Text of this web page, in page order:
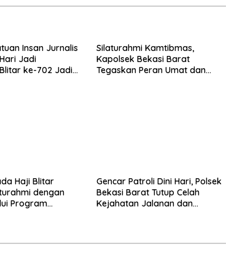
Insan Jurnalis
Jadi
ke-702 Jadi
Silaturahmi Kamtibmas,
Kapolsek Bekasi Barat
Tegaskan Peran Umat dan
Haji Blitar
dengan
Program
Gencar Patroli Dini Hari, Polsek
Bekasi Barat Tutup Celah
Kejahatan Jalanan dan